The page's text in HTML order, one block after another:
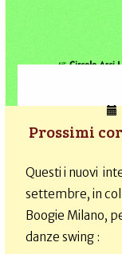
Prossimi
Questi i nuovi
settembre, in
Boogie Milano,
danze swing :